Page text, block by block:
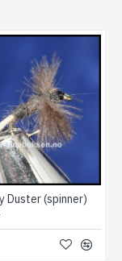
Duster (spinner)